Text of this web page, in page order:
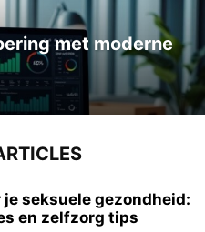
met moderne
seksuele gezondheid:
en zelfzorg tips